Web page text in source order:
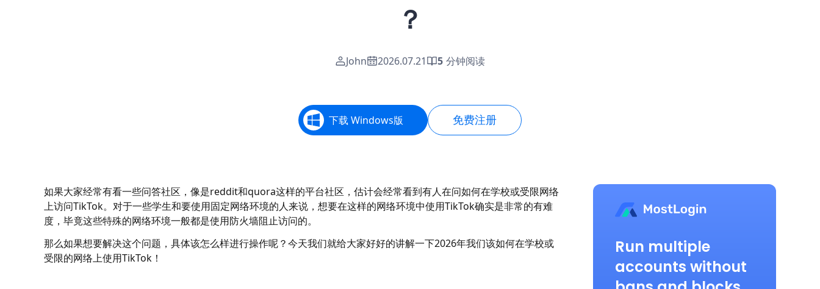
？
John 2026.07.21 5 分钟阅读
下载 Windows版 免费注册
如果大家经常有看一些问答社区，像是reddit和quora这样的平台社区，估计会经常看到有人在问如何在学校或受限网络
上访问TikTok。对于一些学生和要使用固定网络环境的人来说，想要在这样的网络环境中使用TikTok确实是非常的有难
度，毕竟这些特殊的网络环境一般都是使用防火墙阻止访问的。
那么如果想要解决这个问题，具体该怎么样进行操作呢？今天我们就给大家好好的讲解一下2026年我们该如何在学校或
受限的网络上使用TikTok！
Run multiple
accounts without